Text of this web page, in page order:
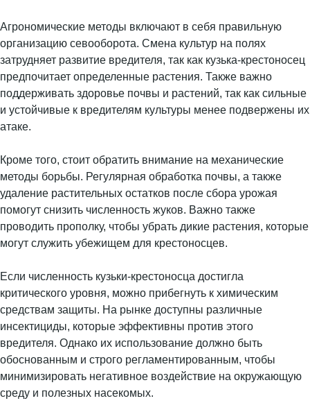
Агрономические методы включают в себя правильную
организацию севооборота. Смена культур на полях
затрудняет развитие вредителя, так как кузька-крестоносец
предпочитает определенные растения. Также важно
поддерживать здоровье почвы и растений, так как сильные
и устойчивые к вредителям культуры менее подвержены их
атаке.
Кроме того, стоит обратить внимание на механические
методы борьбы. Регулярная обработка почвы, а также
удаление растительных остатков после сбора урожая
помогут снизить численность жуков. Важно также
проводить прополку, чтобы убрать дикие растения, которые
могут служить убежищем для крестоносцев.
Если численность кузьки-крестоносца достигла
критического уровня, можно прибегнуть к химическим
средствам защиты. На рынке доступны различные
инсектициды, которые эффективны против этого
вредителя. Однако их использование должно быть
обоснованным и строго регламентированным, чтобы
минимизировать негативное воздействие на окружающую
среду и полезных насекомых.